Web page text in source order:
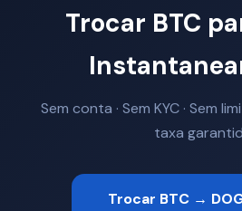
Trocar BTC
Sem conta · Sem KYC · Sem
taxa
Trocar BTC →